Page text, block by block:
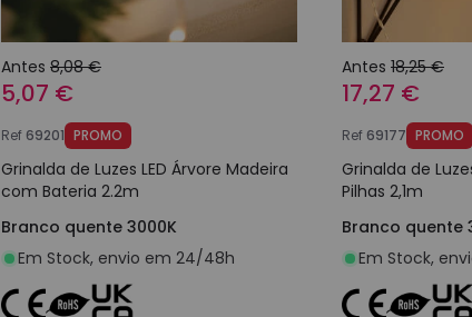
Antes 8,08 €
5,07 €
Ref 69201 PROMO
Grinalda de Luzes LED Árvore Madeira
com Bateria 2.2m
Branco quente 3000K
Em Stock, envio em 24/48h
Antes 18,25 €
17,27 €
Ref 69177 PROMO
Grinalda de
Pilhas 2,1m
Branco quente
Em Stock,